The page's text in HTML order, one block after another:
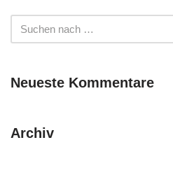
Neueste Kommentare
Archiv